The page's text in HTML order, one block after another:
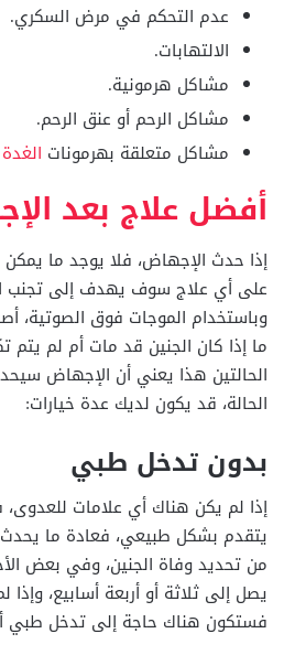
عدم التحكم في مرض السكري.
الالتهابات.
مشاكل هرمونية.
مشاكل الرحم أو عنق الرحم.
مشاكل متعلقة بهرمونات
أفضل علاج بعد
إذا حدث الإجهاض، فلا يوجد ما يمكن
على أي علاج سوف يهدف إلى تجنب
وباستخدام الموجات فوق الصوتية،
ما إذا كان الجنين قد مات أم لم يتم
الحالتين هذا يعني أن الإجهاض
الحالة، قد يكون لديك عدة خيارات:
بدون تدخل طبي
إذا لم يكن هناك أي علامات
يتقدم بشكل طبيعي، فعادة ما
من تحديد وفاة الجنين، وفي بعض
يصل إلى ثلاثة أو أربعة أسابيع،
فستكون هناك حاجة إلى تدخل طبي